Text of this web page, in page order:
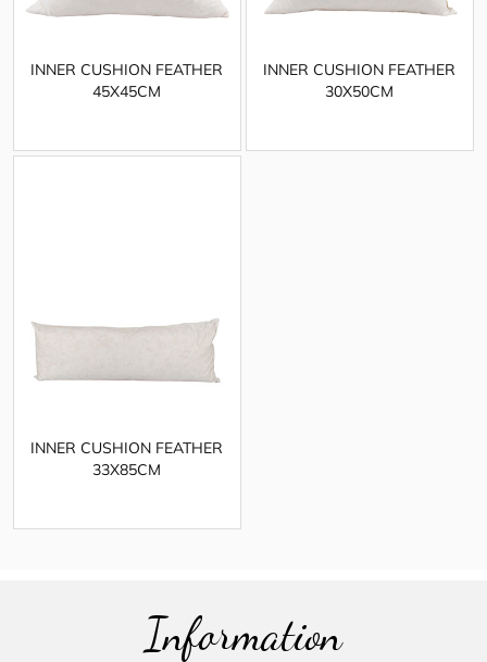
INNER CUSHION FEATHER
45X45CM
INNER CUSHION FEATHER
30X50CM
INNER CUSHION FEATHER
33X85CM
Information